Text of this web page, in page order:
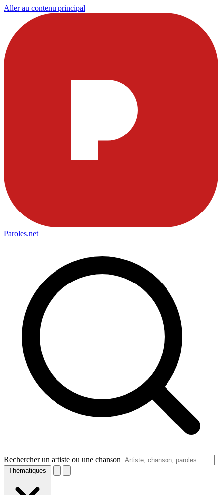
Aller au contenu principal
Paroles.net
Rechercher un artiste ou une chanson
Thématiques